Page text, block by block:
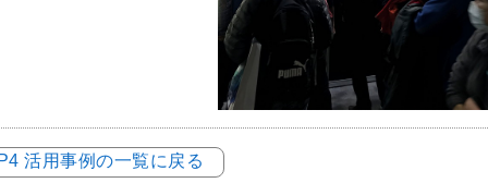
活用事例の一覧に戻る